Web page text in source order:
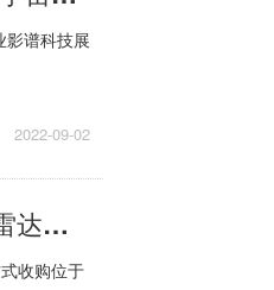
影谱科技展
2022-09-02
【环球新要闻】瑞萨将收购Steradian以扩大其在雷达市场的业务范围
收购位于